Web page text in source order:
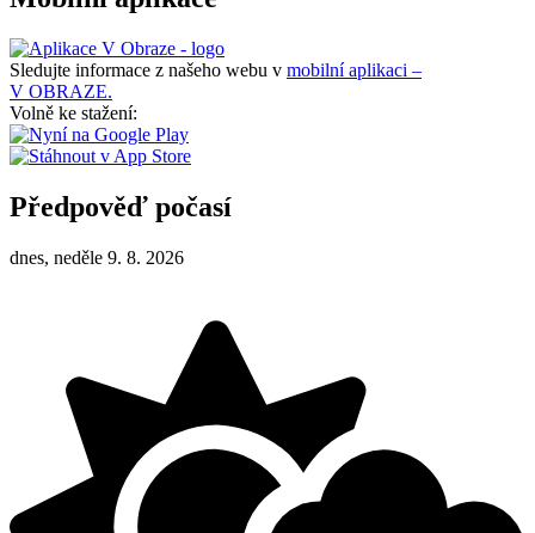
Sledujte informace z našeho webu v mobilní aplikaci –
V OBRAZE.
Volně ke stažení:
Předpověď počasí
dnes, neděle 9. 8. 2026